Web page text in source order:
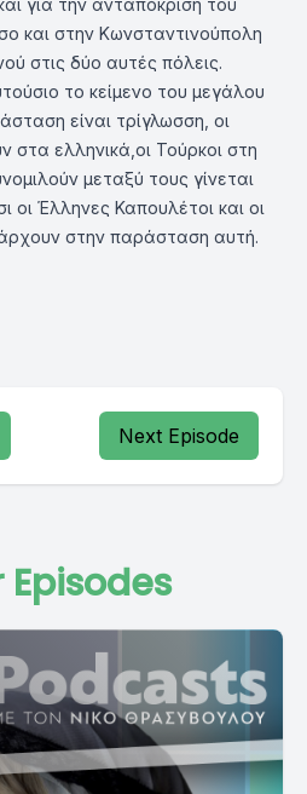
για την ανταπόκριση του
και στην Κωνσταντινούπολη
στις δύο αυτές πόλεις.
το κείμενο του μεγάλου
είναι τρίγλωσση, οι
στα ελληνικά,οι Τούρκοι στη
μεταξύ τους γίνεται
οι Έλληνες Καπουλέτοι και οι
στην παράσταση αυτή.
Next Episode